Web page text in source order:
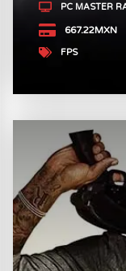
PC MASTER
667.22MXN
FPS